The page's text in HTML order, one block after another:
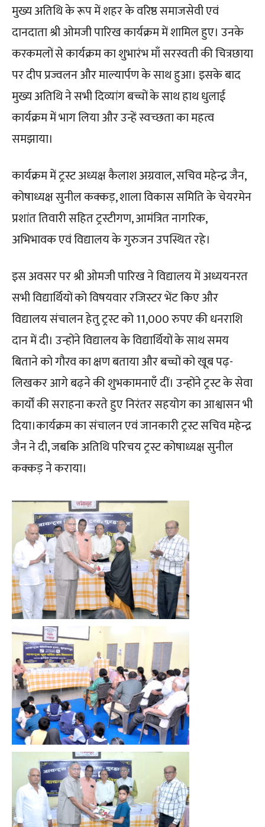
मुख्य अतिथि के रूप में शहर के वरिष्ठ समाजसेवी एवं
दानदाता श्री ओमजी पारिख कार्यक्रम में शामिल हुए। उनके
करकमलों से कार्यक्रम का शुभारंभ माँ सरस्वती की चित्रछाया
पर दीप प्रज्वलन और माल्यार्पण के साथ हुआ। इसके बाद
मुख्य अतिथि ने सभी दिव्यांग बच्चों के साथ हाथ धुलाई
कार्यक्रम में भाग लिया और उन्हें स्वच्छता का महत्व
समझाया।
कार्यक्रम में ट्रस्ट अध्यक्ष कैलाश अग्रवाल, सचिव महेन्द्र जैन,
कोषाध्यक्ष सुनील कक्कड़, शाला विकास समिति के चेयरमेन
प्रशांत तिवारी सहित ट्रस्टीगण, आमंत्रित नागरिक,
अभिभावक एवं विद्यालय के गुरुजन उपस्थित रहे।
इस अवसर पर श्री ओमजी पारिख ने विद्यालय में अध्ययनरत
सभी विद्यार्थियों को विषयवार रजिस्टर भेंट किए और
विद्यालय संचालन हेतु ट्रस्ट को 11,000 रुपए की धनराशि
दान में दी। उन्होंने विद्यालय के विद्यार्थियों के साथ समय
बिताने को गौरव का क्षण बताया और बच्चों को खूब पढ़-
लिखकर आगे बढ़ने की शुभकामनाएँ दीं। उन्होंने ट्रस्ट के सेवा
कार्यों की सराहना करते हुए निरंतर सहयोग का आश्वासन भी
दिया।कार्यक्रम का संचालन एवं जानकारी ट्रस्ट सचिव महेन्द्र
जैन ने दी, जबकि अतिथि परिचय ट्रस्ट कोषाध्यक्ष सुनील
कक्कड़ ने कराया।